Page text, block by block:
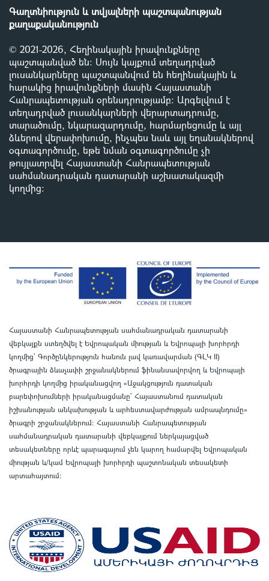
Գաղտնիություն և տվյալների պաշտպանության
քաղաքականություն
© 2021-2026, Հեղինակային իրավունքները
պաշտպանված են: Սույն կայքում տեղադրված
լուսանկարները պաշտպանվում են հեղինակային և
հարակից իրավունքների մասին Հայաստանի
Հանրապետության օրենսդրությամբ: Արգելվում է
տեղադրված լուսանկարների վերարտադրումը,
տարածումը, նկարազարդումը, հարմարեցումը և այլ
ձևերով վերափոխումը, ինչպես նաև այլ եղանակներով
օգտագործումը, եթե նման օգտագործումը չի
թույլատրվել Հայաստանի Հանրապետության
սահմանադրական դատարանի աշխատակազմի
կողմից:
Հայաստանի Հանրապետության սահմանադրական դատարանի
վեբկայքն ստեղծվել է Եվրոպական միության և Եվրոպայի խորհրդի
կողմից՝ Գործընկերություն հանուն լավ կառավարման (ԳԼԿ II)
ծրագրային ձևաչափի շրջանակներում ֆինանսավորվող և Եվրոպայի
խորհրդի կողմից իրականացվող «Աջակցություն դատական
բարեփոխումների իրականացմանը` Հայաստանում դատական
իշխանության անկախության և արհեստավարժության ամրապնդումը»
ծրագրի շրջանակներում: Հայաստանի Հանրապետության
սահմանադրական դատարանի վեբկայքում ներկայացված
տեսակետները որևէ պարագայում չեն կարող համարվել Եվրոպական
միության և/կամ Եվրոպայի խորհրդի պաշտոնական տեսակետի
արտահայտում: